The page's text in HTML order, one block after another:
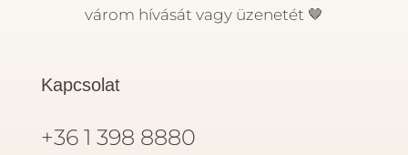
várom hívását vagy üzenetét 🤎
Kapcsolat
+36 1 398 8880